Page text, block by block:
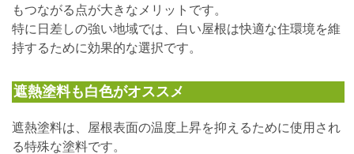
もつながる点が大きなメリットです。
特に日差しの強い地域では、白い屋根は快適な住環境を維
持するために効果的な選択です。
遮熱塗料も白色がオススメ
遮熱塗料は、屋根表面の温度上昇を抑えるために使用され
る特殊な塗料です。